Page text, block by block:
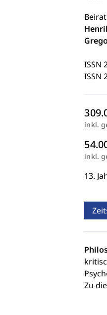
ISSN
ISSN
inkl.
inkl.
13.
Zu